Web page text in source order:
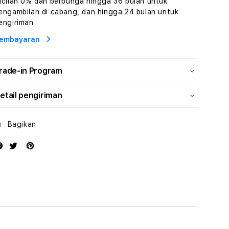
dan
Solusi
Energi
dan
Solusi
di cabang, dan hingga 24 bulan untuk
in Program
pengiriman
Bagikan